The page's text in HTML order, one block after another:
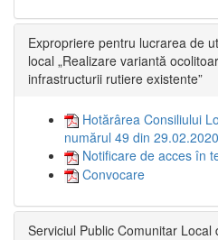
Expropriere pentru lucrarea de
local „Realizare variantă
infrastructurii rutiere existente”
Hotărârea Consiliului
numărul 49 din 29.02.2020
Notificare de acces în
Convocare
Serviciul Public Comunitar